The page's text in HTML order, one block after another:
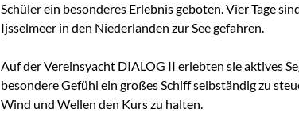
Schüler ein besonderes Erlebnis geboten. Vier Tage
Ijsselmeer in den Niederlanden zur See gefahren.
Auf der Vereinsyacht DIALOG II erlebten sie aktives
besondere Gefühl ein großes Schiff selbständig zu
Wind und Wellen den Kurs zu halten.